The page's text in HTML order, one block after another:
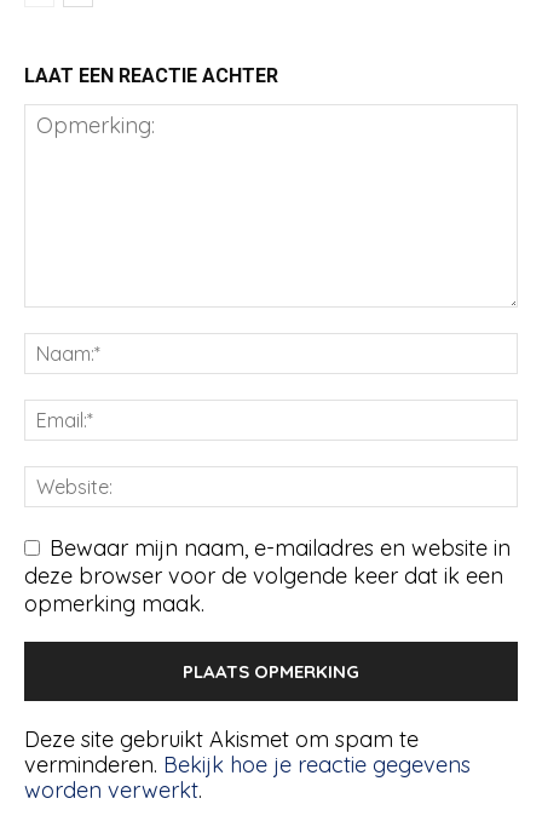
LAAT EEN REACTIE ACHTER
Bewaar mijn naam, e-mailadres en website in
deze browser voor de volgende keer dat ik een
opmerking maak.
Deze site gebruikt Akismet om spam te
verminderen. Bekijk hoe je reactie gegevens
worden verwerkt.